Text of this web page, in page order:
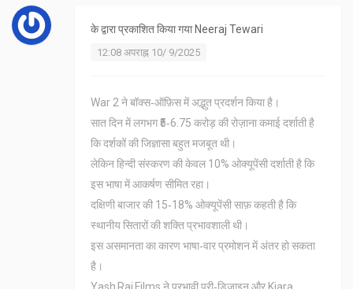
के द्वारा प्रकाशित किया गया Neeraj Tewari
12:08 अपराह्न 10/ 9/2025
War 2 ने बॉक्स‑ऑफ़िस में अद्भुत प्रदर्शन किया है।
सात दिन में लगभग ₹5‑6.75 करोड़ की रोज़ाना कमाई दर्शाती है
कि दर्शकों की जिज्ञासा बहुत मजबूत थी।
लेकिन हिन्दी संस्करण की केवल 10% ओक्यूपेंसी दर्शाती है कि
इस भाषा में आकर्षण सीमित रहा।
दक्षिणी बाजार की 15‑18% ओक्यूपेंसी साफ़ कहती है कि
स्थानीय सितारों की शक्ति प्रभावशाली थी।
इस असमानता का कारण भाषा‑वार प्रमोशन में अंतर हो सकता
है।